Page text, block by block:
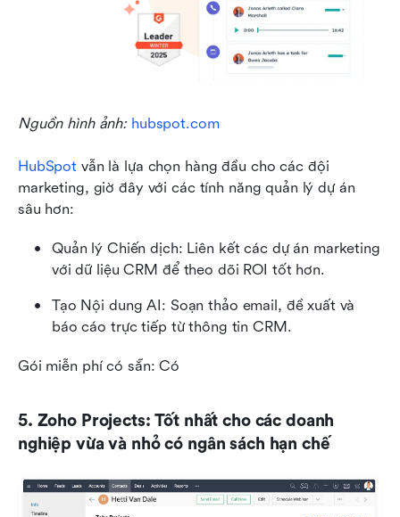
Nguồn hình ảnh: hubspot.com
HubSpot vẫn là lựa chọn hàng đầu cho các đội
marketing, giờ đây với các tính năng quản lý dự án
sâu hơn:
Quản lý Chiến dịch: Liên kết các dự án marketing
với dữ liệu CRM để theo dõi ROI tốt hơn.
Tạo Nội dung AI: Soạn thảo email, đề xuất và
báo cáo trực tiếp từ thông tin CRM.
Gói miễn phí có sẵn: Có
5. Zoho Projects: Tốt nhất cho các doanh
nghiệp vừa và nhỏ có ngân sách hạn chế